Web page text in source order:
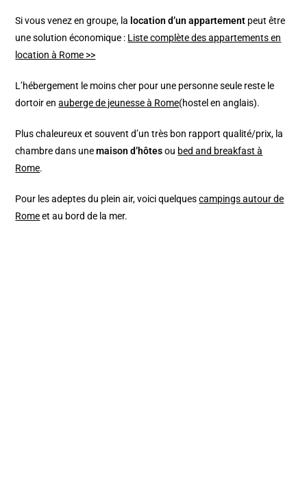
Si vous venez en groupe, la location d’un appartement peut être
une solution économique : Liste complète des appartements en
location à Rome >>
L’hébergement le moins cher pour une personne seule reste le
dortoir enauberge de jeunesse à Rome(hostel en anglais).
Plus chaleureux et souvent d’un très bon rapport qualité/prix, la
chambre dans unemaison d’hôtesou bed and breakfast à
Rome.
Pour les adeptes du plein air, voici quelquescampings autour de
Romeet au bord de la mer.